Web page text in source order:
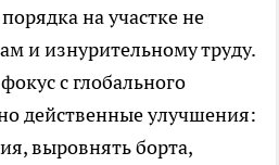
на участке не
и изнурительному труду.
с глобального
действенные улучшения:
выровнять борта,